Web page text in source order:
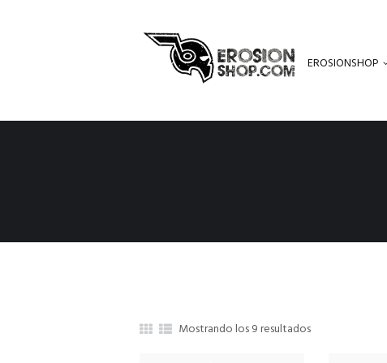
EROSIONSHOP
Mostrando los 9 resultados